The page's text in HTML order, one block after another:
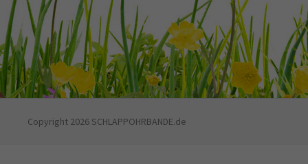
Copyright 2026 SCHLAPPOHRBANDE.de